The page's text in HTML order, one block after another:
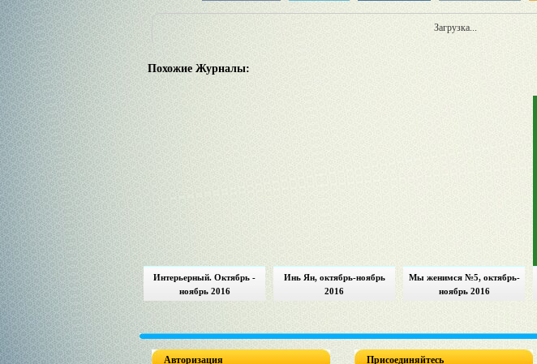
Загрузка...
Похожие Журналы:
Интерьерный. Октябрь -
ноябрь 2016
Инь Ян, октябрь-ноябрь
2016
Мы женимся №5, октябрь-
ноябрь 2016
Авторизация Присоединяйтесь